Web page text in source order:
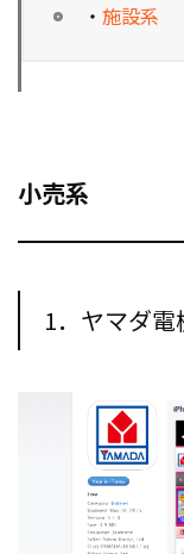
・ 施設系
小売系
1．ヤマダ